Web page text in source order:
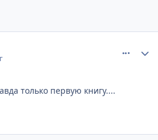
только первую книгу....